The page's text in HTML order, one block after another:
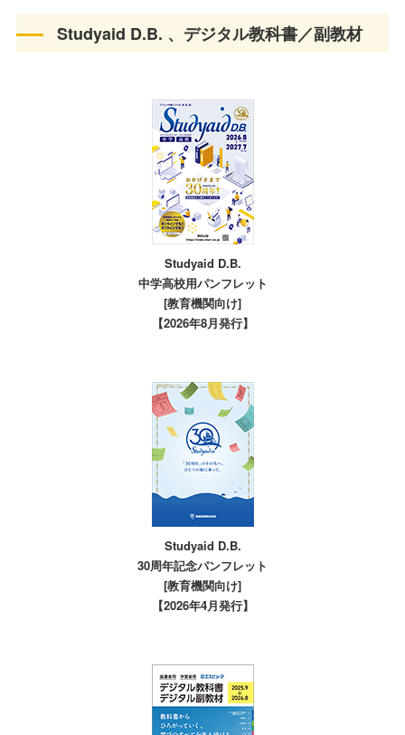
Studyaid D.B. 、デジタル教科書／副教材
Studyaid D.B.
中学高校用パンフレット
[教育機関向け]
【2026年8月発行】
Studyaid D.B.
30周年記念パンフレット
[教育機関向け]
【2026年4月発行】